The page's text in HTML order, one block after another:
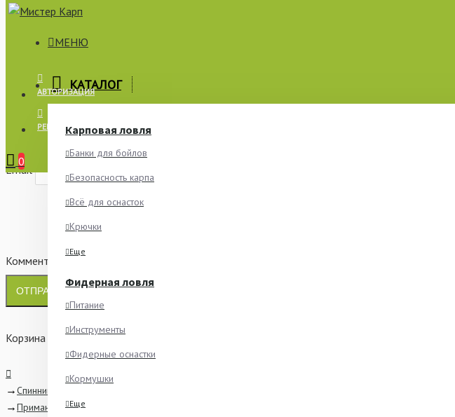
СООБЩИТЬ О НАЛИЧИИ
Имя
Email
Комментарий
ОТПРАВИТЬ
Корзина
МЕНЮ
КАТАЛОГ
Карповая ловля
Банки для бойлов
Безопасность карпа
Всё для оснасток
Крючки
Еще
Фидерная ловля
Питание
Инструменты
Фидерные оснастки
Кормушки
Еще
АВТОРИЗАЦИЯ
РЕГИСТРАЦИЯ
0
Спиннинговая ловля
Приманки